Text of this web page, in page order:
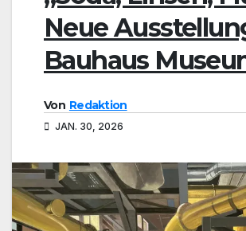
Neue
Bauhaus
Von Redaktion
JAN. 30, 2026